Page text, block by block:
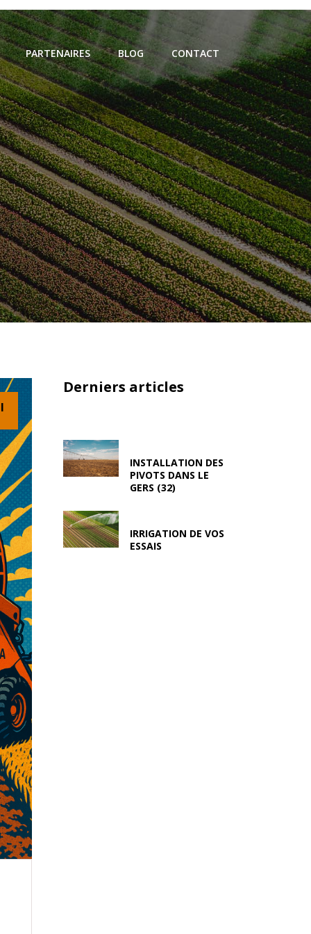
PARTENAIRES BLOG CONTACT
Derniers articles
INSTALLATION DES
PIVOTS DANS LE
GERS (32)
IRRIGATION DE VOS
ESSAIS